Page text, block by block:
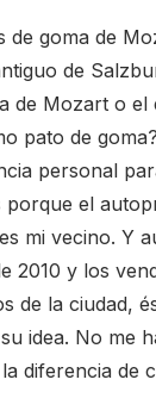
de goma de
de
de Mozart o el
pato de
personal
porque el
mi vecino. Y
2010 y los
de la ciudad,
idea. No me
diferencia de